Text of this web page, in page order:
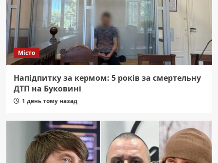
Місто
Напідпитку за кермом: 5 років за смертельну
ДТП на Буковині
1 день тому назад